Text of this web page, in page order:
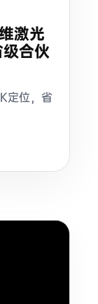
激光
合伙
定位，省